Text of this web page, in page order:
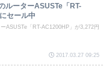
ルーターASUSTe「RT-
セール中
ASUSTe「RT-AC1200HP」が3,272円
2017.03.27 09:25